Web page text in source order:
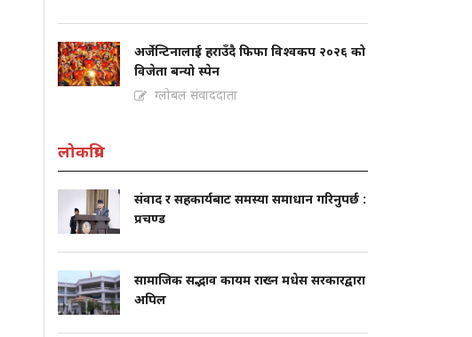
अर्जेन्टिनालाई हराउँदै फिफा विश्वकप २०२६ को
विजेता बन्यो स्पेन
ग्लोबल संवाददाता
लोकप्रिय
संवाद र सहकार्यबाट समस्या समाधान गरिनुपर्छ :
प्रचण्ड
सामाजिक सद्भाव कायम राख्न मधेस सरकारद्वारा
अपिल